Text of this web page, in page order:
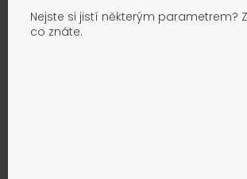
Nejste si jistí některým parametrem?
co znáte.